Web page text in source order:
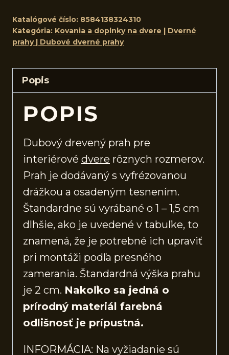
Katalógové číslo: 8584138324310
Kategória: Kovania a doplnky na dvere | Dverné
prahy | Dubové dverné prahy
Popis
POPIS
Dubový drevený prah pre
interiérové dvere rôznych rozmerov.
Prah je dodávaný s vyfrézovanou
drážkou a osadeným tesnením.
Štandardne sú vyrábané o 1 – 1,5 cm
dlhšie, ako je uvedené v tabuľke, to
znamená, že je potrebné ich upraviť
pri montáži podľa presného
zamerania. Štandardná výška prahu
je 2 cm. Nakoľko sa jedná o
prírodný materiál farebná
odlišnosť je prípustná.
INFORMÁCIA: Na vyžiadanie sú